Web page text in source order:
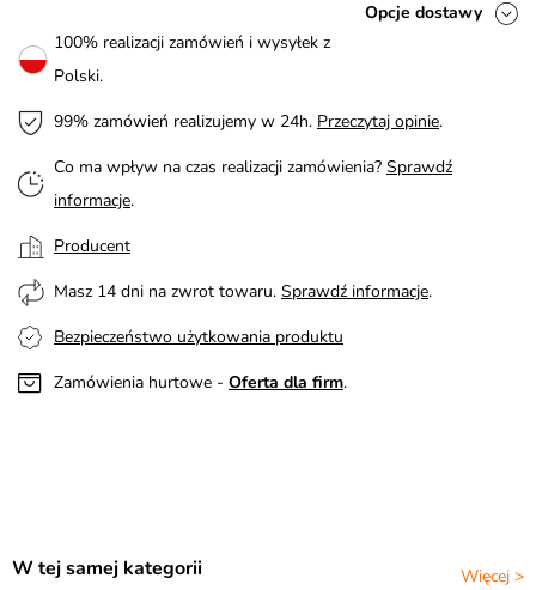
Opcje dostawy
100% realizacji zamówień i wysyłek z
Polski.
99% zamówień realizujemy w 24h. Przeczytaj opinie.
Co ma wpływ na czas realizacji zamówienia? Sprawdź
informacje.
Producent
Masz 14 dni na zwrot towaru. Sprawdź informacje.
Bezpieczeństwo użytkowania produktu
Zamówienia hurtowe - Oferta dla firm.
Więcej >
W tej samej kategorii